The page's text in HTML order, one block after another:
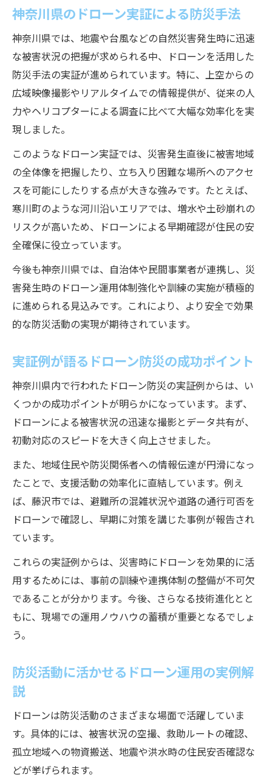
神奈川県のドローン実証による防災手法
神奈川県では、地震や台風などの自然災害発生時に迅速
な被害状況の把握が求められる中、ドローンを活用した
防災手法の実証が進められています。特に、上空からの
広域映像撮影やリアルタイムでの情報提供が、従来の人
力やヘリコプターによる調査に比べて大幅な効率化を実
現しました。
このようなドローン実証では、災害発生直後に被害地域
の全体像を把握したり、立ち入り困難な場所へのアクセ
スを可能にしたりする点が大きな強みです。たとえば、
寒川町のような河川沿いエリアでは、増水や土砂崩れの
リスクが高いため、ドローンによる早期確認が住民の安
全確保に役立っています。
今後も神奈川県では、自治体や民間事業者が連携し、災
害発生時のドローン運用体制強化や訓練の実施が積極的
に進められる見込みです。これにより、より安全で効果
的な防災活動の実現が期待されています。
実証例が語るドローン防災の成功ポイント
神奈川県内で行われたドローン防災の実証例からは、い
くつかの成功ポイントが明らかになっています。まず、
ドローンによる被害状況の迅速な撮影とデータ共有が、
初動対応のスピードを大きく向上させました。
また、地域住民や防災関係者への情報伝達が円滑になっ
たことで、支援活動の効率化に直結しています。例え
ば、藤沢市では、避難所の混雑状況や道路の通行可否を
ドローンで確認し、早期に対策を講じた事例が報告され
ています。
これらの実証例からは、災害時にドローンを効果的に活
用するためには、事前の訓練や連携体制の整備が不可欠
であることが分かります。今後、さらなる技術進化とと
もに、現場での運用ノウハウの蓄積が重要となるでしょ
う。
防災活動に活かせるドローン運用の実例解
説
ドローンは防災活動のさまざまな場面で活躍していま
す。具体的には、被害状況の空撮、救助ルートの確認、
孤立地域への物資搬送、地震や洪水時の住民安否確認な
どが挙げられます。